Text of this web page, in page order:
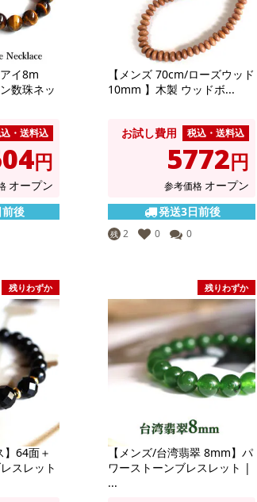
イ8m
数珠ネッ
・送料込
円
オープン
後
【メンズ 70cm/ローズウッド
10mm 】木製 ウッドボ...
お試し費用 税込・送料込
5772円
参考価格 オープン
発送3日前後
残 2 0 0
残りわずか
】64面＋
スレット
残りわずか
【メンズ/台湾翡翠 8mm】パ
ワーストーンブレスレット |
...
11 0
売り /
37
円
08月07日18時00分 ～
ちょっプル
提供数 32
お試し費用
3,433円
参考価格